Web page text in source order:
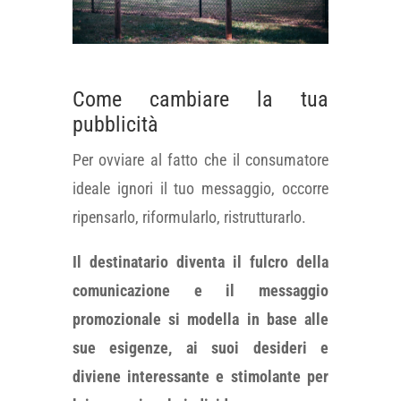
Come cambiare la tua
pubblicità
Per ovviare al fatto che il consumatore
ideale ignori il tuo messaggio, occorre
ripensarlo, riformularlo, ristrutturarlo.
Il destinatario diventa il fulcro della
comunicazione e il messaggio
promozionale si modella in base alle
sue esigenze, ai suoi desideri e
diviene interessante e stimolante per